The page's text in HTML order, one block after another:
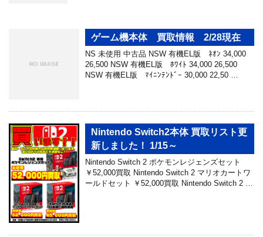
ゲーム機本体 買取情報 2/28現在
NS 未使用 中古品 NSW 有機EL版 ﾈｵﾝ 34,000
26,500 NSW 有機EL版 ﾎﾜｲﾄ 34,000 26,500
NSW 有機EL版 ﾏｲﾆﾝﾃﾝﾄﾞｰ 30,000 22,50 …
Nintendo Switch2本体 買取リスト更
新しました！ 1/15～
Nintendo Switch 2 ポケモンレジェンズセット
￥52,000買取 Nintendo Switch 2 マリオカートワ
ールドセット ￥52,000買取 Nintendo Switch 2 …